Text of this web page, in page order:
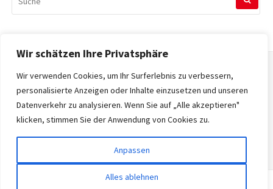
Wir schätzen Ihre Privatsphäre
Wir verwenden Cookies, um Ihr Surferlebnis zu verbessern,
personalisierte Anzeigen oder Inhalte einzusetzen und unseren
Datenverkehr zu analysieren. Wenn Sie auf „Alle akzeptieren"
klicken, stimmen Sie der Anwendung von Cookies zu.
Anpassen
Alles ablehnen
NACH:
Startseite
Datenschutzerklärung